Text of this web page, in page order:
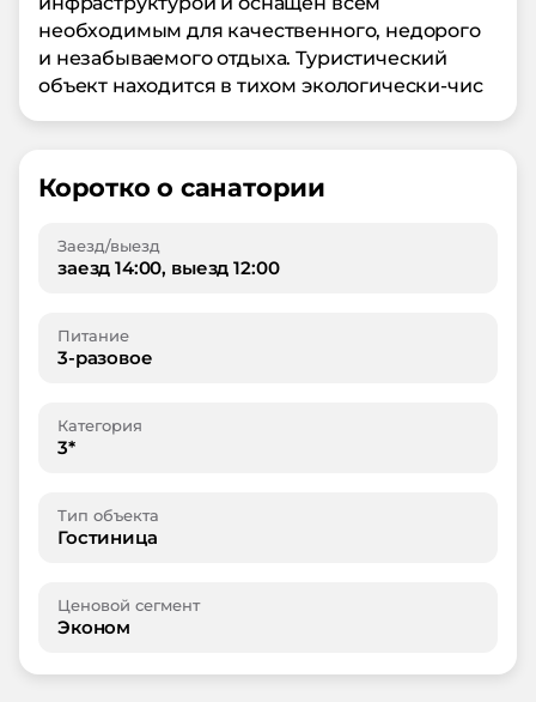
необходимым для качественного, недорого
и незабываемого отдыха. Туристический
объект находится в тихом экологически-чис
Коротко о санатории
Заезд/выезд
заезд 14:00, выезд 12:00
Питание
3-разовое
Категория
3*
Тип объекта
Гостиница
Ценовой сегмент
Эконом